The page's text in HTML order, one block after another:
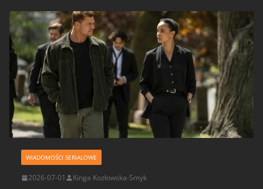
WIADOMOŚCI SERIALOWE
2026-07-01 Kinga Kozłowska-Smyk